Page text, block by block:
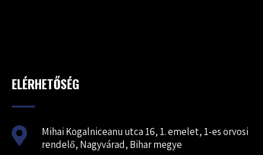
ELÉRHETŐSÉG
Mihai Kogalniceanu utca 16, 1. emelet, 1-es orvosi
rendelő, Nagyvárad, Bihar megye